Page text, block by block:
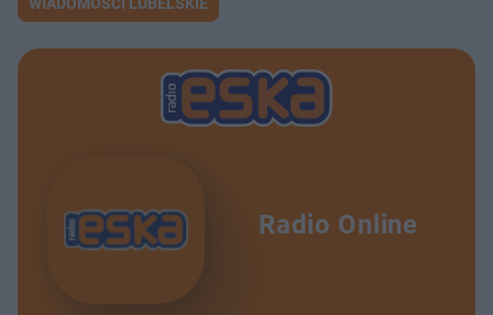
Radio Online